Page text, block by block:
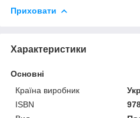
Приховати
Характеристики
Основні
Країна виробник
ISBN